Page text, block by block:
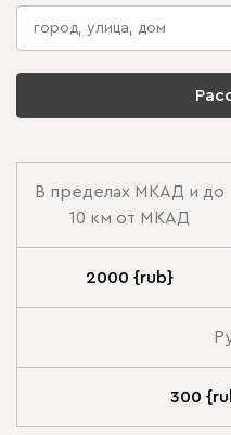
В пределах МКАД и до
10 км от МКАД
2000 {rub}
300